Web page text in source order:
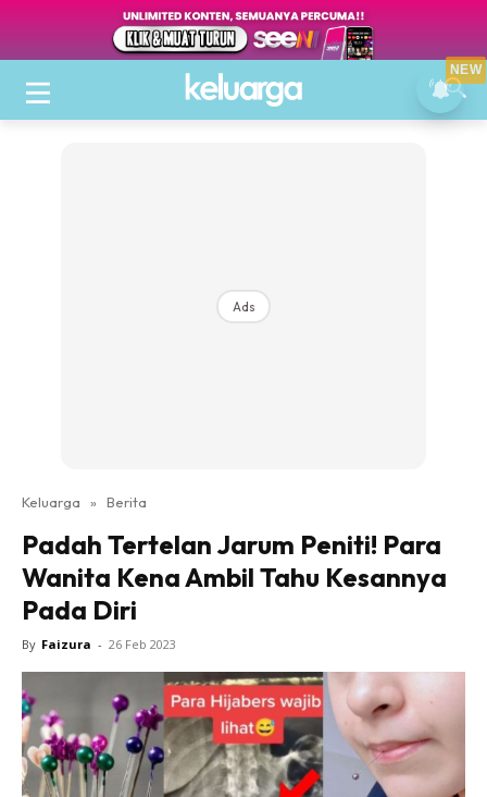
Ads
Keluarga » Berita
Padah Tertelan Jarum Peniti! Para
Wanita Kena Ambil Tahu Kesannya
Pada Diri
By Faizura - 26 Feb 2023
NEW